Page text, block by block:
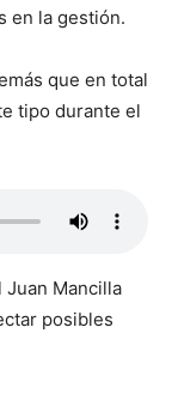
en la gestión.
que en total
tipo durante el
Mancilla
posibles